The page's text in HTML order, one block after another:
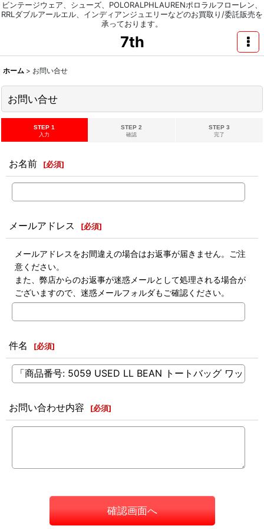
ビンテージウェア、シューズ、POLORALPHLAURENポロラルフローレン、
RRLダブルアールエル、インディアンジュエリーなどのお買取り/委託販売を
承っております。
7th
ホーム > お問い合せ
お問い合せ
STEP 1
入力
STEP 2
確認
STEP 3
完了
お名前 [必須]
メールアドレス [必須]
メールアドレスをお間違えの場合はお返事が届きません。ご注
意ください。
また、弊店からのお返事が迷惑メールとして処理される場合が
ございますので、迷惑メールフォルダもご確認ください。
件名 [必須]
お問い合わせ内容 [必須]
確認画面へ